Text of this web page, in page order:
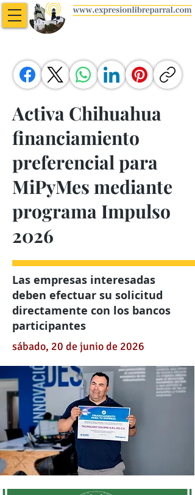
Activa Chihuahua
financiamiento
preferencial para
MiPyMes mediante
programa Impulso
2026
Las empresas interesadas
deben efectuar su solicitud
directamente con los bancos
participantes
sábado, 20 de junio de 2026